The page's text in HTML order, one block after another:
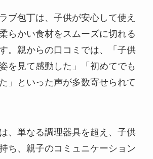
ブ包丁は、子供が安心して使え
らかい食材をスムーズに切れる
。親からの口コミでは、「子供
を見て感動した」「初めてでも
」といった声が多数寄せられて
、単なる調理器具を超え、子供
ち、親子のコミュニケーション